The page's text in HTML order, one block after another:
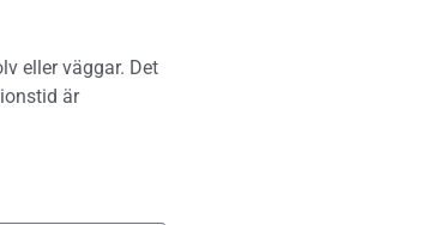
eller väggar. Det
är